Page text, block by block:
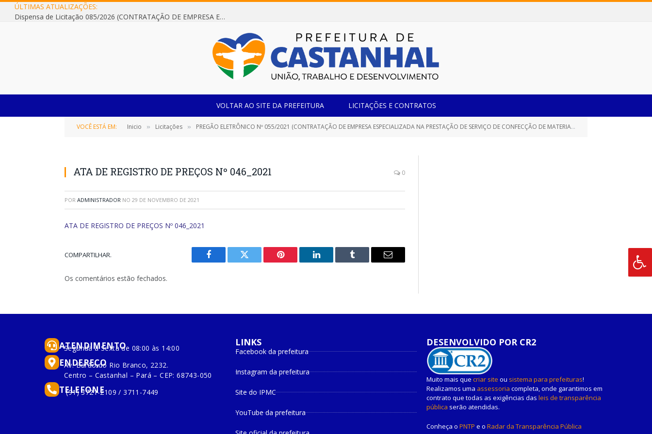
ÚLTIMAS ATUALIZAÇÕES:
Dispensa de Licitação 085/2026 (CONTRATAÇÃO DE EMPRESA ESPECIALIZADA NA FABRICAÇÃO DE MÓVEIS SOB MEDIDA COM ESTRUTURA METÁLICA EM METALON PARA ATENDIMENTO DAS NECESSIDADES DA SALA SIMOV DA EMEF MADRE MARIA VIGANÓ)
VOLTAR AO SITE DA PREFEITURA LICITAÇÕES E CONTRATOS
VOCÊ ESTÁ EM: Inicio » Licitações » PREGÃO ELETRÔNICO Nº 055/2021 (CONTRATAÇÃO DE EMPRESA ESPECIALIZADA NA PRESTAÇÃO DE SERVIÇO DE CONFECÇÃO DE MATERIAL GRÁFICO)
ATA DE REGISTRO DE PREÇOS Nº 046_2021 0
POR ADMINISTRADOR NO 29 DE NOVEMBRO DE 2021
ATA DE REGISTRO DE PREÇOS Nº 046_2021
COMPARTILHAR.
Facebook Twitter Pinterest
O
Tumblr
E-
Os comentários estão fechados.
ATENDIMENTO
Segunda à Sexta de 08:00 às 14:00
ENDEREÇO
Av. Barão do Rio Branco, 2232.
Centro – Castanhal – Pará – CEP: 68743-050
TELEFONE
(91) 3721-2109 / 3711-7449
LINKS
Facebook da prefeitura
Instagram da prefeitura
Site do IPMC
YouTube da prefeitura
DESENVOLVIDO POR CR2
Muito mais que criar site ou sistema para prefeituras!
Realizamos uma assessoria completa, onde garantimos em
contrato que todas as exigências das leis de transparência
pública serão atendidas.
Conheça o PNTP e o Radar da Transparência Pública